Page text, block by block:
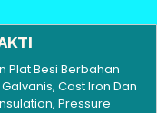
Plat Besi Berbahan
Cast Iron Dan
Pressure